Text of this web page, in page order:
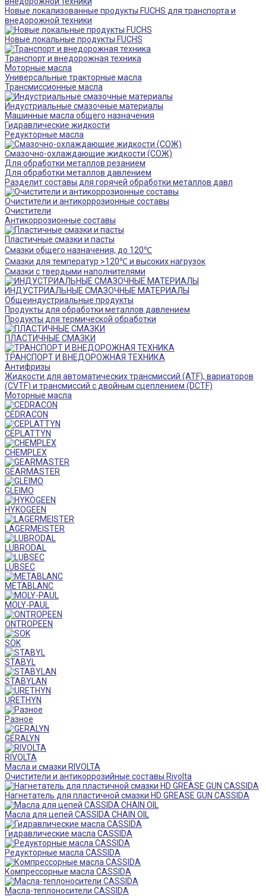
Новые локализованные продукты FUCHS для транспорта и
внедорожной техники
Новые локальные продукты FUCHS
Транспорт и внедорожная техника
Моторные масла
Универсальные тракторные масла
Трансмиссионные масла
Индустриальные смазочные материалы
Машинные масла общего назначения
Гидравлические жидкости
Редукторные масла
Смазочно-охлаждающие жидкости (СОЖ)
Для обработки металлов резанием
Для обработки металлов давлением
Разделит составы для горячей обработки металлов давл
Очистители и антикоррозионные составы
Очистители
Антикоррозионные составы
Пластичные смазки и пасты
Смазки общего назначения, до 120℃
Смазки для температур >120℃ и высоких нагрузок
Смазки с твердыми наполнителями
ИНДУСТРИАЛЬНЫЕ СМАЗОЧНЫЕ МАТЕРИАЛЫ
Общеиндустриальные продукты
Продукты для обработки металлов давлением
Продукты для термической обработки
ПЛАСТИЧНЫЕ СМАЗКИ
ТРАНСПОРТ И ВНЕДОРОЖНАЯ ТЕХНИКА
Антифризы
Жидкости для автоматических трансмиссий (ATF), вариаторов
(CVTF) и трансмиссий с двойным сцеплением (DCTF)
Моторные масла
CEDRACON
CEPLATTYN
CHEMPLEX
GEARMASTER
GLEIMO
HYKOGEEN
LAGERMEISTER
LUBRODAL
LUBSEC
METABLANC
MOLY-PAUL
ONTROPEEN
SOK
STABYL
STABYLAN
URETHYN
Разное
GERALYN
RIVOLTA
Масла и смазки RIVOLTA
Очистители и антикоррозийные составы Rivolta
Нагнетатель для пластичной смазки HD GREASE GUN CASSIDA
Масла для цепей CASSIDA CHAIN OIL
Гидравлические масла CASSIDA
Редукторные масла CASSIDA
Компрессорные масла CASSIDA
Масла-теплоносители CASSIDA